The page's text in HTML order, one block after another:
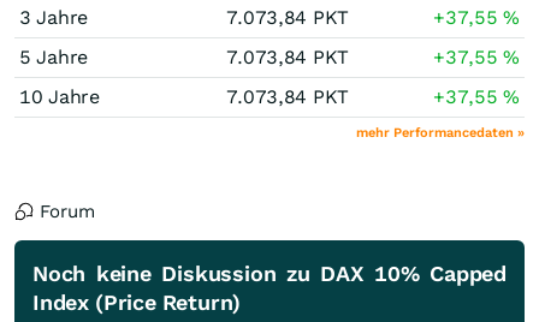
3 Jahre
7.073,84 PKT +37,55%
5 Jahre
7.073,84 PKT +37,55%
10 Jahre
7.073,84 PKT +37,55%
mehr Performancedaten »
Forum
Noch keine Diskussion zu DAX 10% Capped
Index (Price Return)